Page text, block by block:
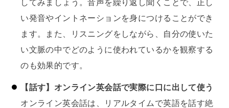
してみましょう。音声を繰り返し聞くことで、正し
い発音やイントネーションを身につけることができ
ます。また、リスニングをしながら、自分の使いた
い文脈の中でどのように使われているかを観察する
のも効果的です。
【話す】オンライン英会話で実際に口に出して使う
オンライン英会話は、リアルタイムで英語を話す絶